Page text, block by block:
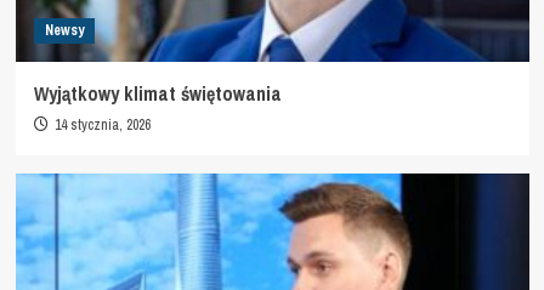
Newsy
Wyjątkowy klimat świętowania
14 stycznia, 2026